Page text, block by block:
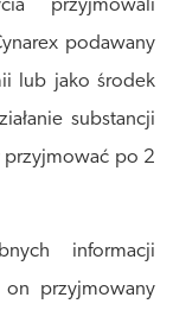
przyjmowali
podawany
lub jako środek
substancji
przyjmować po 2
informacji
przyjmowany